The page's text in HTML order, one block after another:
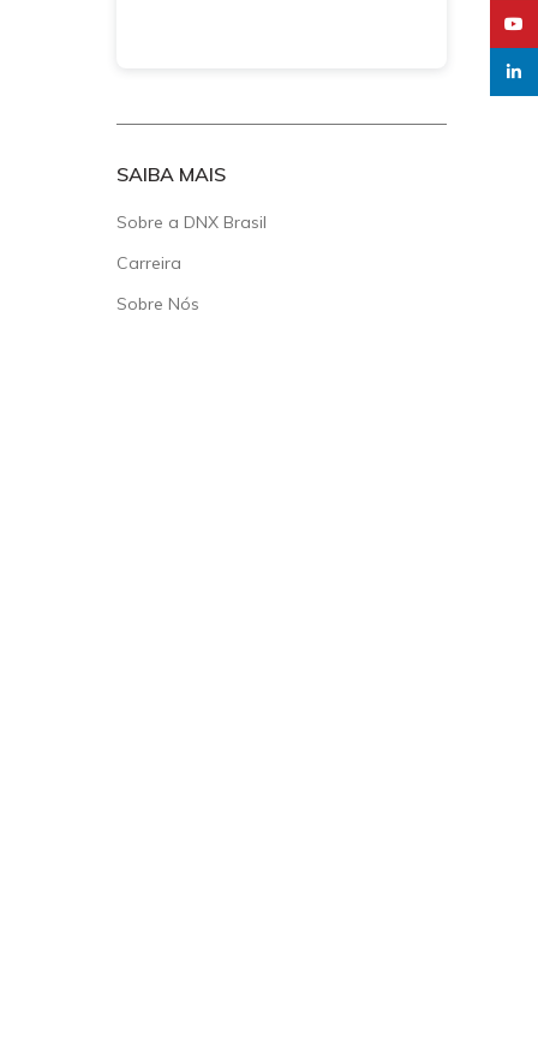
SAIBA MAIS
Sobre a DNX Brasil
Carreira
Sobre Nós